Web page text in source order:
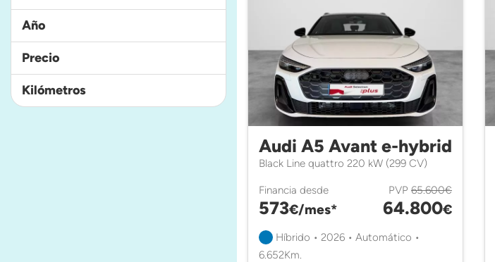
Audi A5 Avant e-hybrid
Black Line quattro 220 kW (299 CV)
Financia desde
573€/mes*
PVP 65.600€
64.800€
Híbrido • 2026 • Automático •
6.652Km.
Año
Precio
Kilómetros